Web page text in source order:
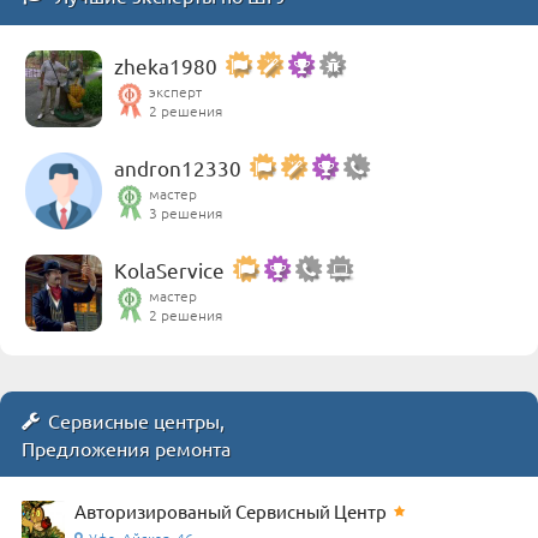
zheka1980
эксперт
2 решения
andron12330
мастер
3 решения
KolaService
мастер
2 решения
Сервисные центры,
Предложения ремонта
Авторизированый Сервисный Центр